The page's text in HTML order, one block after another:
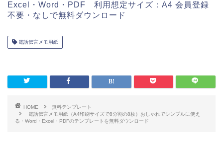
Excel・Word・PDF 利用想定サイズ：A4 会員登録
不要・なしで無料ダウンロード
電話伝言メモ用紙
HOME
無料テンプレート
電話伝言メモ用紙（A4印刷サイズで8分割の8枚）おしゃれでシンプルに使え
る・Word・Excel・PDFのテンプレートを無料ダウンロード